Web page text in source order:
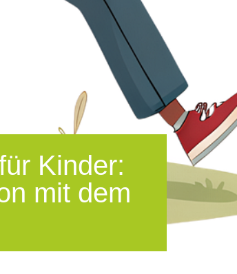
Kinder:
mit dem